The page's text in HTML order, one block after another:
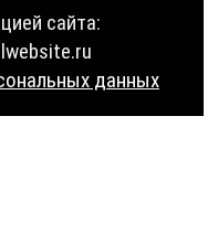
сайта:
данных